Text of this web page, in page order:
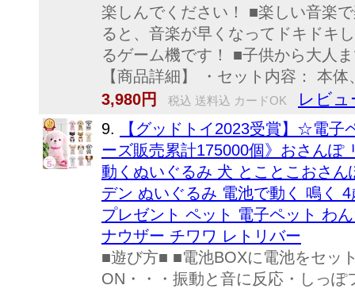
楽しんでください！ ■楽しい音楽
ると、音楽が早くなってドキドキ
るゲーム機です！ ■子供から大人
【商品詳細】 ・セット内容： 本
3,980円
税込 送料込 カードOK レビュ
9.
【グッドトイ2023受賞】☆電
ーズ販売累計175000個》おさんぽ
動くぬいぐるみ 犬 とことこおさ
デン ぬいぐるみ 電池で動く 鳴く
プレゼント ペット 電子ペット わ
ナウザー チワワ レトリバー
■遊び方■ ■電池BOXに電池をセッ
ON・・・振動と音に反応・しっ